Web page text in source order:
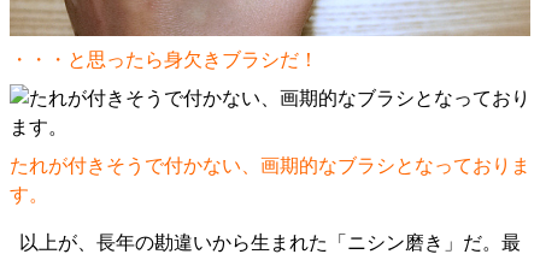
・・・と思ったら身欠きブラシだ！
たれが付きそうで付かない、画期的なブラシとなっておりま
す。
以上が、長年の勘違いから生まれた「ニシン磨き」だ。最